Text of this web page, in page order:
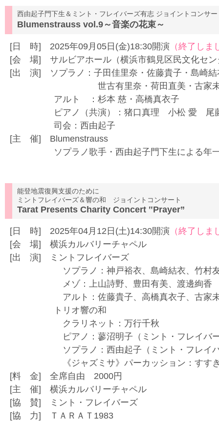
西由起子門下生＆ミント・フレイバーズ有志 ジョイントコンサー
Blumenstrauss vol.9～音楽の花束～
[日 時] 2025年09月05日(金)18:30開演 （終了しま
[会 場] サルビアホール（横浜市鶴見区民文化セン
[出 演] ソプラノ：子田佳里奈・佐藤貴子・島崎結
世古有里奈・荷田直美・古家未希
アルト ：杉本 慈・高橋真衣子
ピアノ（共演）：猪口真理 小松 愛 尾藤
司会：西由起子
[主 催] Blumenstrauss
ソプラノ歌手・西由起子門下生による年一
能登地震復興支援のために
ミントフレイバーズ＆響の和 ジョイントコンサート
Tarat Presents Charity Concert ‟Prayer”
[日 時] 2025年04月12日(土)14:30開演 （終了しま
[会 場] 横浜カルバリーチャペル
[出 演] ミントフレイバーズ
ソプラノ：神戸裕衣、島崎結衣、竹村友
メゾ：上山詩野、豊田有美、渡邊絢香
アルト：佐藤貴子、高橋真衣子、古家
トリオ響の和
クラリネット：万行千秋
ピアノ：蓼沼明子（ミント・フレイバー
ソプラノ：西由起子（ミント・フレイバ
《ジャズミサ》パーカッション：すすき
[料 金] 全席自由 2000円
[主 催] 横浜カルバリーチャペル
[協 賛] ミント・フレイバーズ
[協 力] ＴＡＲＡＴ1983